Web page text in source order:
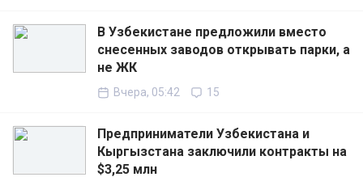
В Узбекистане предложили вместо
снесенных заводов открывать парки, а
не ЖК
Вчера, 05:42 15
Предприниматели Узбекистана и
Кыргызстана заключили контракты на
$3,25 млн